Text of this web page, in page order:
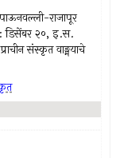
राजापूर
: डिसेंबर २०, इ.स.
संस्कृत वाङ्मयाचे